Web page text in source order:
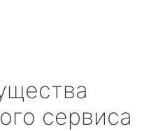
сервиса